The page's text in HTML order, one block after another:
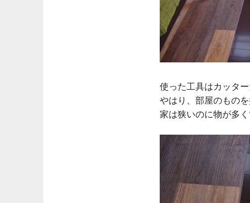
使った工具はカッター
やはり、部屋のもの
家は狭いのに物が多く